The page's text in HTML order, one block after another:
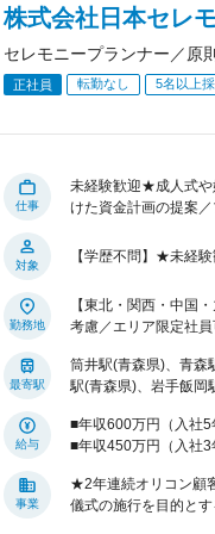
株式会社日本セレ
セレモニープランナー／原
正社員 転勤なし 5名以上
仕事
未経験歓迎★成人式や
けた資金計画の提案
対象
【学歴不問】★未経
勤務地
【東北・関西・中国
考慮／エリア限定社
最寄駅
筒井駅(青森県)、青森
駅(青森県)、岩手飯岡
給与
■年収600万円（入社5
■年収450万円（入社3
事業
★2年連続オリコン顧
儀式の施行を目的と